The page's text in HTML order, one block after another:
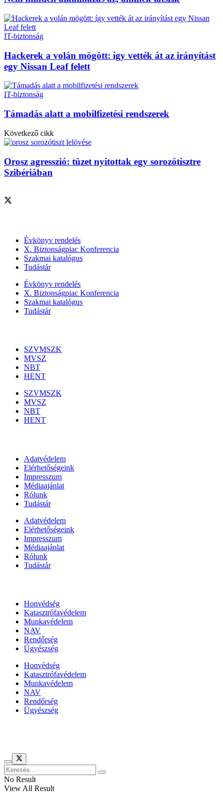
IT-biztonság
Hackerek a volán mögött: így vették át az irányítást
egy Nissan Leaf felett
IT-biztonság
Támadás alatt a mobilfizetési rendszerek
Következő cikk
Orosz agresszió: tüzet nyitottak egy sorozótisztre
Szibériában
Évkönyv rendelés
X. Biztonságpiac Konferencia
Szakmai katalógus
Tudástár
Évkönyv rendelés
X. Biztonságpiac Konferencia
Szakmai katalógus
Tudástár
SZVMSZK
MVSZ
NBT
HENT
SZVMSZK
MVSZ
NBT
HENT
Adatvédelem
Elérhetőségeink
Impresszum
Médiaajánlat
Rólunk
Tudástár
Adatvédelem
Elérhetőségeink
Impresszum
Médiaajánlat
Rólunk
Tudástár
Honvédség
Katasztrófavédelem
Munkavédelem
NAV
Rendőrség
Ügyészség
Honvédség
Katasztrófavédelem
Munkavédelem
NAV
Rendőrség
Ügyészség
No Result
View All Result